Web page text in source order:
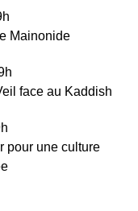
Mainonide
face au Kaddish
pour une culture